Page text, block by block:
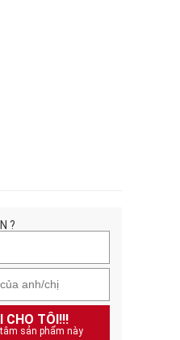
?
CHO TÔI!!!
sản phẩm này